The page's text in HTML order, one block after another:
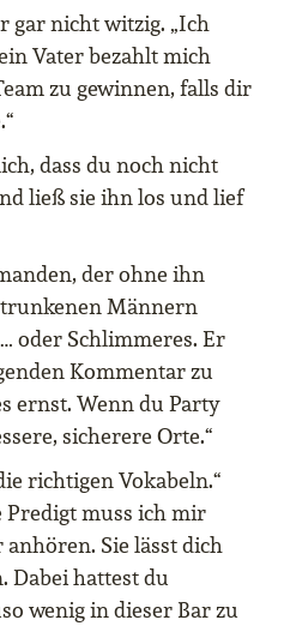
gar nicht witzig. „Ich
Vater bezahlt mich
zu gewinnen, falls dir
dass du noch nicht
ließ sie ihn los und lief
der ohne ihn
Männern
oder Schlimmeres. Er
Kommentar zu
ernst. Wenn du Party
sicherere Orte.“
richtigen Vokabeln.“
Predigt muss ich mir
Sie lässt dich
Dabei hattest du
wenig in dieser Bar zu